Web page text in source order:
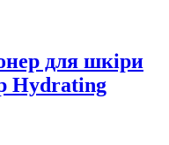
для шкіри
Hydrating